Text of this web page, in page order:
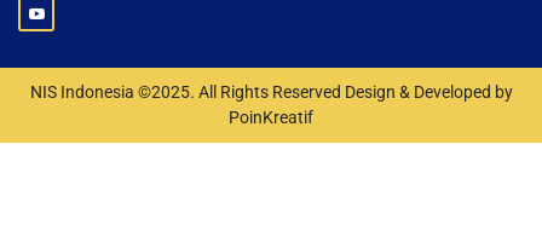
NIS Indonesia ©2025. All Rights Reserved Design & Developed by
PoinKreatif